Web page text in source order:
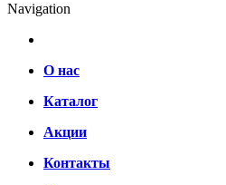
Navigation
О нас
Каталог
Акции
Контакты